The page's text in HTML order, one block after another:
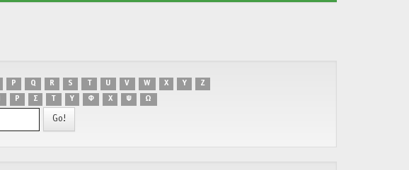
P Q R S T U V W X Y
Z
Ρ Σ Τ Υ Φ Χ Ψ Ω